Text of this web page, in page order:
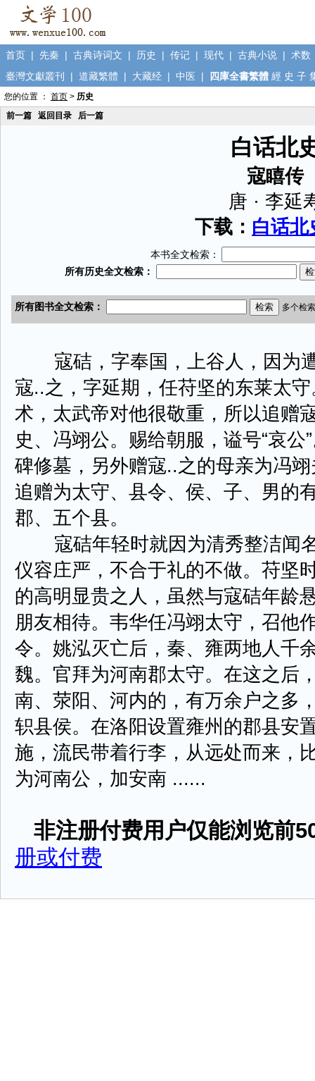
首页 | 先秦 | 古典诗词文 | 历史 | 传记 | 现代 | 古典小说 | 术数
臺灣文獻叢刊
| 道藏繁體 | 大藏经 | 中医 | 四庫全書繁體 經 史 子
您的位置 ： 首页 > 历史
前一篇
返回目录 后一篇
白话北
寇瞦传
唐 · 李延
下载： 白话
本书全文检索：
寇硈，字奉国，上谷人，因为
寇..之，字延期，任苻坚的东莱太
术，太武帝对他很敬重，所以追赠
史、冯翊公。赐给朝服，谥号“哀
碑修墓，另外赠寇..之的母亲为冯
追赠为太守、县令、侯、子、男的
郡、五个县。
寇硈年轻时就因为清秀整洁闻
仪容庄严，不合于礼的不做。苻坚
的高明显贵之人，虽然与寇硈年龄
朋友相待。韦华任冯翊太守，召他
令。姚泓灭亡后，秦、雍两地人千
魏。官拜为河南郡太守。在这之后
南、荥阳、河内的，有万余户之多
轵县侯。在洛阳设置雍州的郡县安
施，流民带着行李，从远处而来，
为河南公，加安南 ......
非注册付费用户仅能浏览前
册或付费